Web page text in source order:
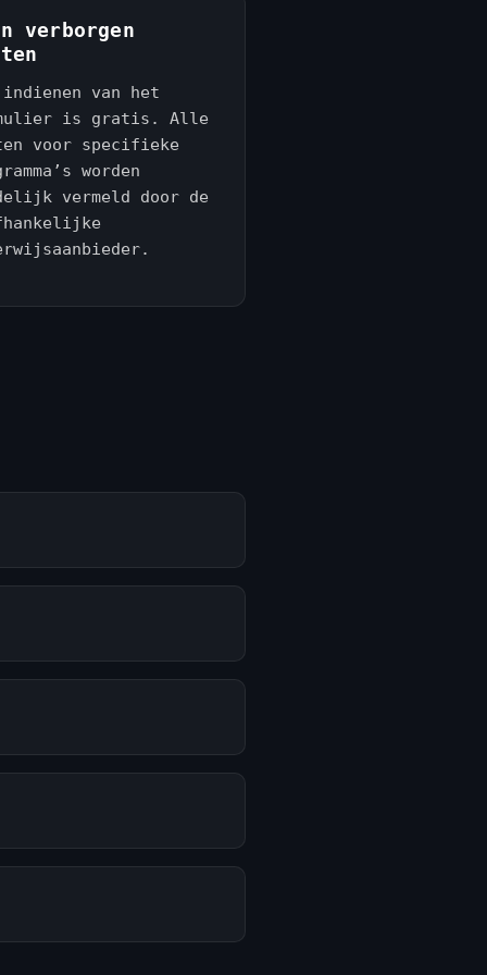
verborgen
van het
is gratis. Alle
voor specifieke
worden
vermeld door de